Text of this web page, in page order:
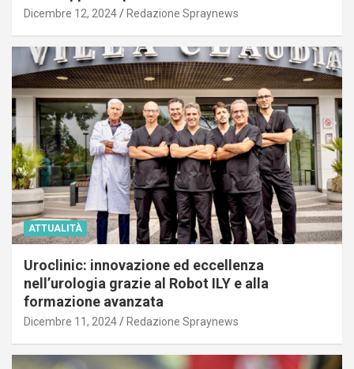
Dicembre 12, 2024 Redazione Spraynews
ATTUALITÀ
Uroclinic: innovazione ed eccellenza
nell’urologia grazie al Robot ILY e alla
formazione avanzata
Dicembre 11, 2024 Redazione Spraynews